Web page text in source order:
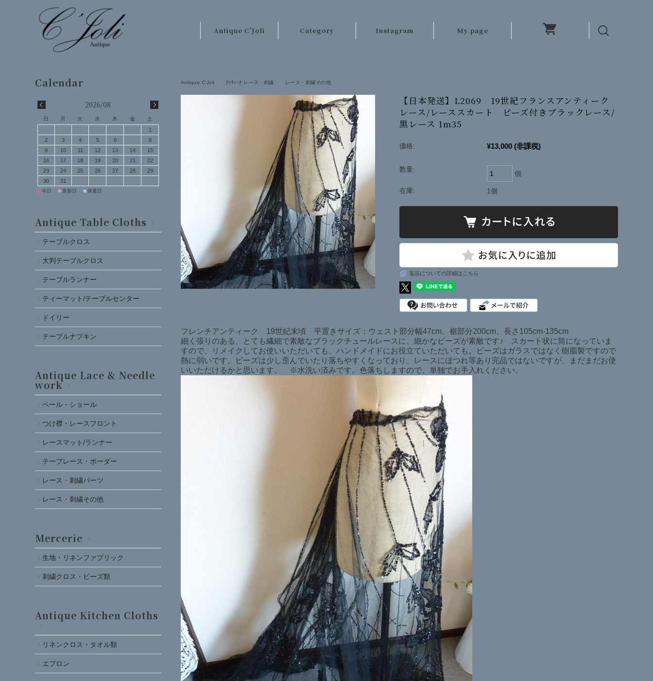
Antique C'Joli
お客様の声
Category
レース・刺繍
手芸材料
キッチンクロス類
ベッドリネン類
カーテン・ラグ類
ファッション
その他
日本在庫商品
SOLD ITEMS
Instagram My page
Antique C'Joli ｱﾝﾃｨｰｸ レース・刺繍 レース・刺繍その他
【日本発送】L2069 19世紀フランスアンティーク
レース/レーススカート ビーズ付きブラックレース/
黒レース 1m35
価格: ¥13,000 (非課税)
数量:
個
在庫: 1個
返品についての詳細はこちら
フレンチアンティーク 19世紀末頃 平置きサイズ：ウェスト部分幅47cm、裾部分200cm、長さ105cm-135cm
細く張りのある、とても繊細で素敵なブラックチュールレースに、細かなビーズが素敵です♪ スカート状に筒になっていま
すので、リメイクしてお使いいただいても、ハンドメイドにお役立ていただいても。ビーズはガラスではなく樹脂製ですので
熱に弱いです。ビーズは少し歪んでいたり落ちやすくなっており、レースにほつれ等あり完品ではないですが、まだまだお使
いいただけるかと思います。 ※水洗い済みです。色落ちしますので、単独でお手入れください。
2026/08
日 月 火 水 木 金
土
1
2
3 4 5 6 7
8
9
10 11 12 13 14
15
16
17 18 19 20 21
22
23
24 25 26 27 28
29
30
31
■今日 ■更新日 ■休業日
Antique Table Cloths
テーブルクロス
大判テーブルクロス
テーブルランナー
ティーマット/テーブルセンター
ドイリー
テーブルナプキン
Antique Lace & Needle
work
ベール・ショール
つけ襟・レースフロント
レースマット/ランナー
テープレース・ボーダー
レース・刺繍パーツ
レース・刺繍その他
Mercerie
生地・リネンファブリック
刺繍クロス・ビーズ類
Antique Kitchen Cloths
リネンクロス・タオル類
エプロン